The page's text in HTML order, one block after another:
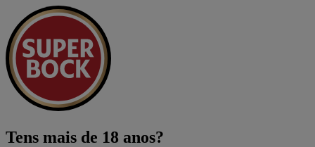
Tens mais de 18 anos?